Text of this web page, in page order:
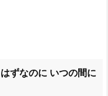
ずなのに いつの間に